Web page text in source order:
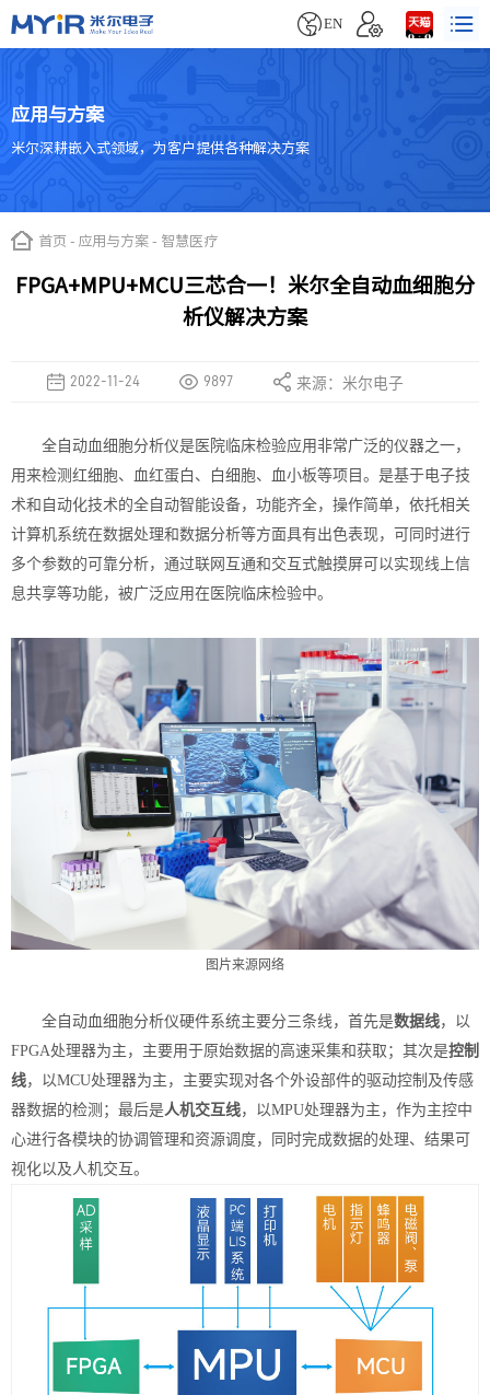

EN 
应用与方案
米尔深耕嵌入式领域，为客户提供各种解决方案
首页 - 应用与方案 - 智慧医疗
FPGA+MPU+MCU三芯合一！米尔全自动血细胞分
析仪解决方案
2022-11-24 9897 来源：米尔电子
全自动血细胞分析仪是医院临床检验应用非常广泛的仪器之一，
用来检测红细胞、血红蛋白、白细胞、血小板等项目。 是基于电子技
术和自动化技术的全自动智能设备，功能齐全，操作简单，依托相关
计算机系统在数据处理和数据分析等方面具有出色表现，可同时进行
多个参数的可靠分析，通过联网互通和交互式触摸屏可以实现线上信
息共享等功能，被广泛应用在医院临床检验中。
图片来源网络
全自动血细胞分析仪硬件系统主要分三条线，首先是数据线，以
FPGA处理器为主，主要用于原始数据的高速采集和获取；其次是控制
线，以MCU处理器为主，主要实现对各个外设部件的驱动控制及传感
器数据的检测；最后是人机交互线，以MPU处理器为主，作为主控中
心进行各模块的协调管理和资源调度，同时完成数据的处理、结果可
视化以及人机交互。